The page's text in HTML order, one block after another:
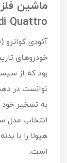
Quattro
خودروهای
بود که از
هیولا را با
است.